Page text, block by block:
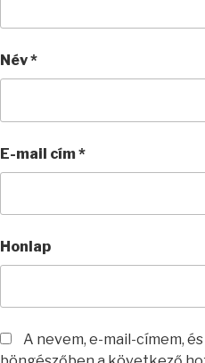
Név*
E-mail cím*
Honlap
A nevem, e-mail-címem,